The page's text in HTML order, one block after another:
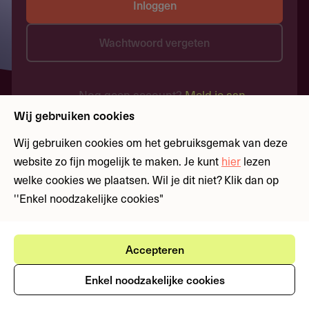
Inloggen
Wachtwoord vergeten
Nog geen account?Meld je aan
Wij gebruiken cookies
Wij gebruiken cookies om het gebruiksgemak van deze
website zo fijn mogelijk te maken. Je kunt hier lezen
welke cookies we plaatsen. Wil je dit niet? Klik dan op
''Enkel noodzakelijke cookies"
Accepteren
Enkel noodzakelijke cookies